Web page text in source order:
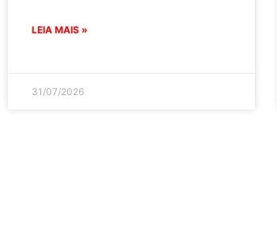
LEIA MAIS »
31/07/2026